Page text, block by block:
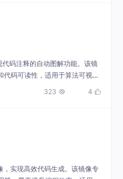
码注释的自动图解功能。该镜
代码可读性，适用于算法可视
323  4 
实现高效代码生成。该镜像专